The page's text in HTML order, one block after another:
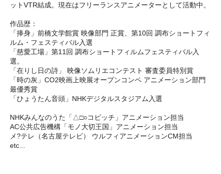
ットVTR結成。現在はフリーランスアニメーターとして活動中。
作品歴：
「捧身」前橋文学館賞 映像部門 正賞、第10回 調布ショートフィ
ルム・フェスティバル入選
「慈愛工場」第11回 調布ショートフィルムフェスティバル入
選。
「在りし日の詩」 映像ソムリエコンテスト 審査委員特別賞
「時の灰」CO2映画上映展オープンコンペ アニメーション部門
最優秀賞
「ひょうたん音頭」NHKデジタルスタジアム入選
NHKみんなのうた「△□○コビッチ」アニメーション担当
AC公共広告機構「モノ大切王国」アニメーション担当
メ?テレ（名古屋テレビ） ウルフィアニメーションCM担当
etc...